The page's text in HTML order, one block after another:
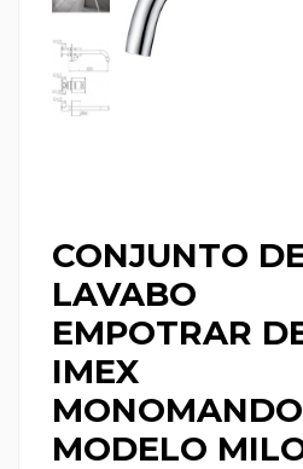
CONJUNTO
LAVABO
EMPOTRAR
IMEX
MONOMANDO
MODELO